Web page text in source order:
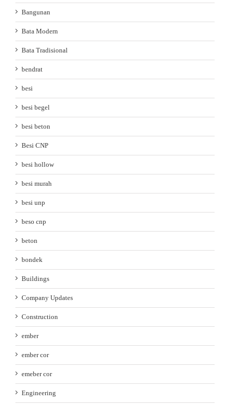
Bangunan
Bata Modern
Bata Tradisional
bendrat
besi
besi begel
besi beton
Besi CNP
besi hollow
besi murah
besi unp
beso cnp
beton
bondek
Buildings
Company Updates
Construction
ember
ember cor
emeber cor
Engineering